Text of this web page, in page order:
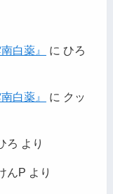
白薬』 に ひろ
白薬』 に クッ
ろ より
んP より